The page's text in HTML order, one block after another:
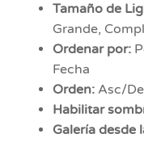
Tamaño de
Grande,
Ordenar por:
Fecha
Orden: Asc/
Habilitar
Galería desde